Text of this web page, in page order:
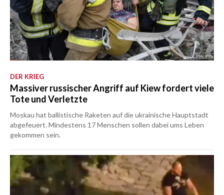
DER KRIEG
Massiver russischer Angriff auf Kiew fordert viele
Tote und Verletzte
Moskau hat ballistische Raketen auf die ukrainische Hauptstadt
abgefeuert. Mindestens 17 Menschen sollen dabei ums Leben
gekommen sein.